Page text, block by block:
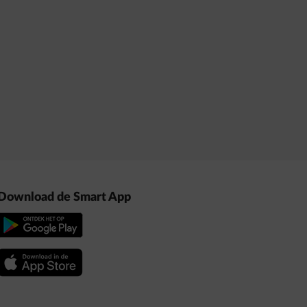
de Smart App